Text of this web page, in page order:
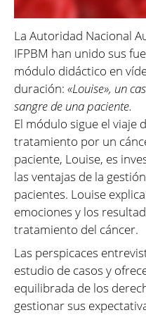
La Autoridad Nacional
IFPBM han unido sus
módulo didáctico en
duración: «Louise», un
sangre de una paciente.
El módulo sigue el viaje
tratamiento por un
paciente, Louise, es
las ventajas de la
pacientes. Louise
emociones y los
tratamiento del cáncer.
Las perspicaces
estudio de casos y
equilibrada de los
gestionar sus